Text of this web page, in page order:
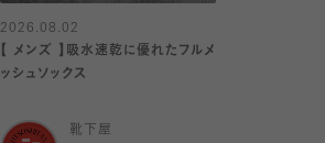
2026.08.02
【 メンズ 】吸水速乾に優れたフルメ
ッシュソックス
靴下屋